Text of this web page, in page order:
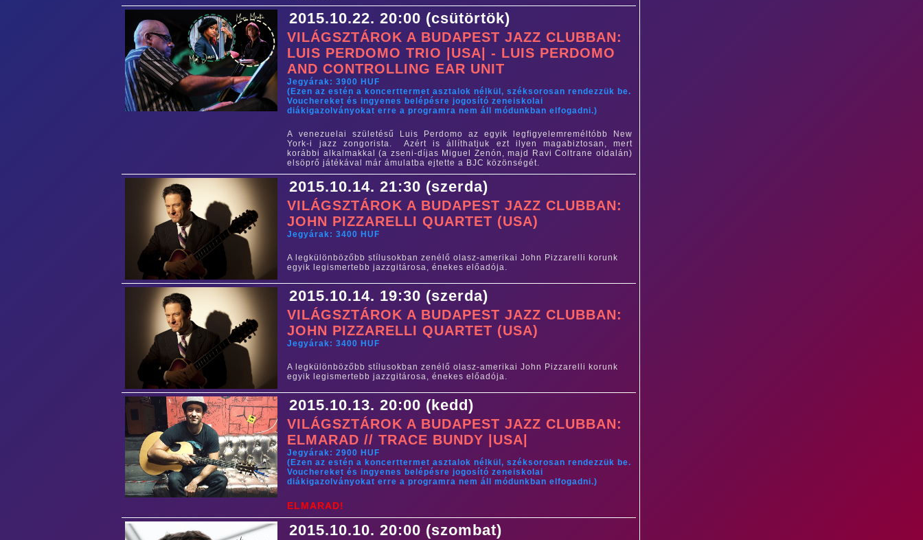
2015.10.22. 20:00 (csütörtök)
VILÁGSZTÁROK A BUDAPEST JAZZ CLUBBAN:
LUIS PERDOMO TRIO |USA| - LUIS PERDOMO
AND CONTROLLING EAR UNIT
Jegyárak: 3900 HUF
(Ezen az estén a koncerttermet asztalok nélkül, széksorosan rendezzük be.
Vouchereket és ingyenes belépésre jogosító zeneiskolai
diákigazolványokat erre a programra nem áll módunkban elfogadni.)
A venezuelai születésű Luis Perdomo az egyik legfigyelemreméltóbb New
York-i jazz zongorista. Azért is állíthatjuk ezt ilyen magabiztosan, mert
korábbi alkalmakkal (a zseni-díjas Miguel Zenón, majd Ravi Coltrane oldalán)
elsöprő játékával már ámulatba ejtette a BJC közönségét.
2015.10.14. 21:30 (szerda)
VILÁGSZTÁROK A BUDAPEST JAZZ CLUBBAN:
JOHN PIZZARELLI QUARTET (USA)
Jegyárak: 3400 HUF
A legkülönbözőbb stílusokban zenélő olasz-amerikai John Pizzarelli korunk
egyik legismertebb jazzgitárosa, énekes előadója.
2015.10.14. 19:30 (szerda)
VILÁGSZTÁROK A BUDAPEST JAZZ CLUBBAN:
JOHN PIZZARELLI QUARTET (USA)
Jegyárak: 3400 HUF
A legkülönbözőbb stílusokban zenélő olasz-amerikai John Pizzarelli korunk
egyik legismertebb jazzgitárosa, énekes előadója.
2015.10.13. 20:00 (kedd)
VILÁGSZTÁROK A BUDAPEST JAZZ CLUBBAN:
ELMARAD // TRACE BUNDY |USA|
Jegyárak: 2900 HUF
(Ezen az estén a koncerttermet asztalok nélkül, széksorosan rendezzük be.
Vouchereket és ingyenes belépésre jogosító zeneiskolai
diákigazolványokat erre a programra nem áll módunkban elfogadni.)
ELMARAD!
2015.10.10. 20:00 (szombat)